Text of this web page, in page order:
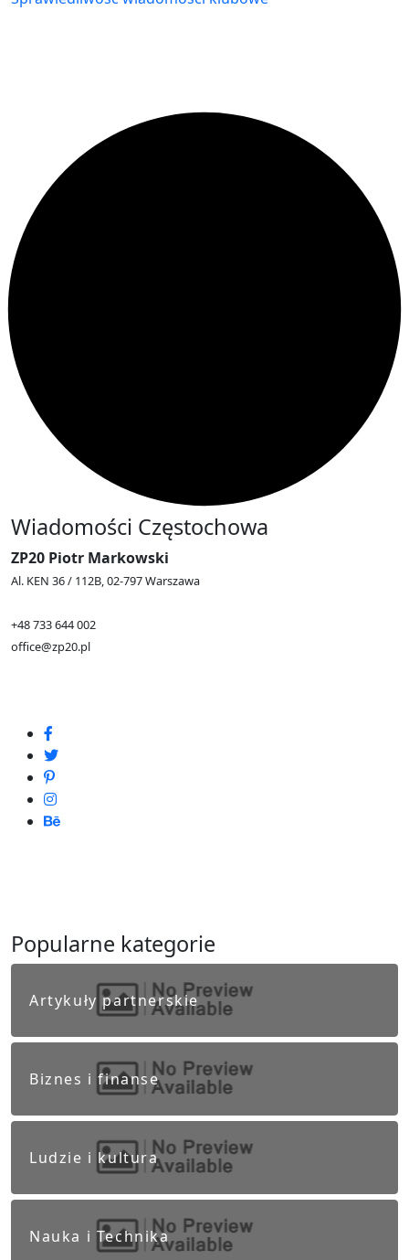
Wiadomości Częstochowa
ZP20 Piotr Markowski
Al. KEN 36 / 112B, 02-797 Warszawa
+48 733 644 002
office@zp20.pl
Popularne kategorie
Artykuły partnerskie
Biznes i finanse
Ludzie i kultura
Nauka i Technika